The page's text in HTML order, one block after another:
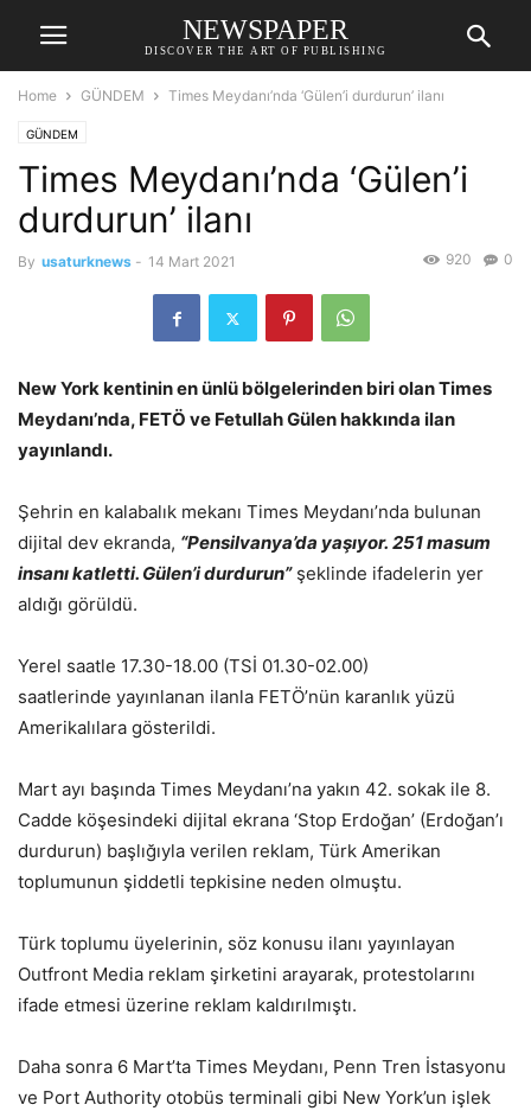
NEWSPAPER
DISCOVER THE ART OF PUBLISHING
Home GÜNDEM Times Meydanı’nda ‘Gülen’i durdurun’ ilanı
GÜNDEM
Times Meydanı’nda ‘Gülen’i
durdurun’ ilanı
By usaturknews - 14 Mart 2021 0
920
New York kentinin en ünlü bölgelerinden biri olan Times
Meydanı’nda, FETÖ ve Fetullah Gülen hakkında ilan
yayınlandı.
Şehrin en kalabalık mekanı Times Meydanı’nda bulunan
dijital dev ekranda, “Pensilvanya’da yaşıyor. 251 masum
insanı katletti. Gülen’i durdurun”şeklinde ifadelerin yer
aldığı görüldü.
Yerel saatle 17.30-18.00 (TSİ 01.30-02.00)
saatlerinde yayınlanan ilanla FETÖ’nün karanlık yüzü
Amerikalılara gösterildi.
Mart ayı başında Times Meydanı’na yakın 42. sokak ile 8.
Cadde köşesindeki dijital ekrana ‘Stop Erdoğan’ (Erdoğan’ı
durdurun) başlığıyla verilen reklam, Türk Amerikan
toplumunun şiddetli tepkisine neden olmuştu.
Türk toplumu üyelerinin, söz konusu ilanı yayınlayan
Outfront Media reklam şirketini arayarak, protestolarını
ifade etmesi üzerine reklam kaldırılmıştı.
Daha sonra 6 Mart’ta Times Meydanı, Penn Tren İstasyonu
ve Port Authority otobüs terminali gibi New York’un işlek